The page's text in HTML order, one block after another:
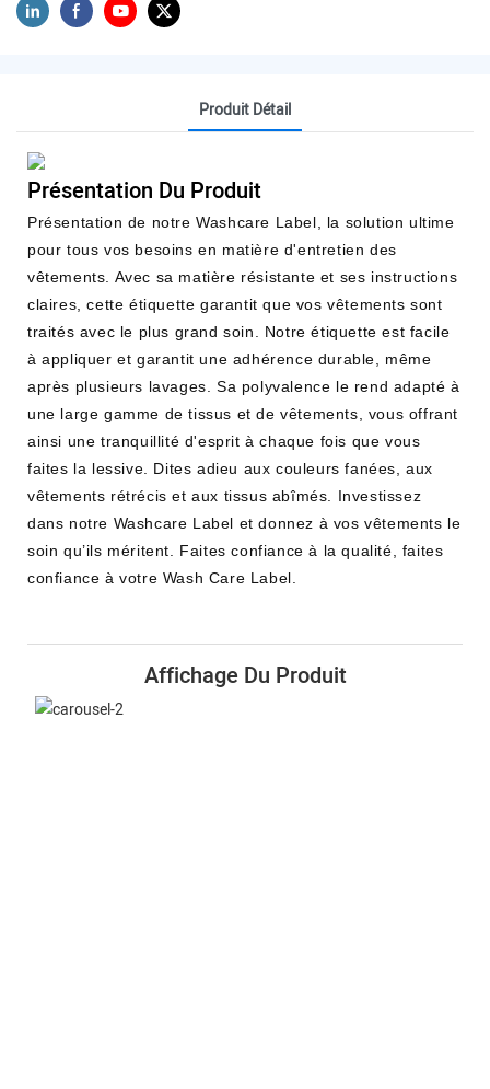
Produit Détail
Présentation Du Produit
Présentation de notre Washcare Label, la solution ultime
pour tous vos besoins en matière d'entretien des
vêtements. Avec sa matière résistante et ses instructions
claires, cette étiquette garantit que vos vêtements sont
traités avec le plus grand soin. Notre étiquette est facile
à appliquer et garantit une adhérence durable, même
après plusieurs lavages. Sa polyvalence le rend adapté à
une large gamme de tissus et de vêtements, vous offrant
ainsi une tranquillité d'esprit à chaque fois que vous
faites la lessive. Dites adieu aux couleurs fanées, aux
vêtements rétrécis et aux tissus abîmés. Investissez
dans notre Washcare Label et donnez à vos vêtements le
soin qu’ils méritent. Faites confiance à la qualité, faites
confiance à votre Wash Care Label.
Affichage Du Produit